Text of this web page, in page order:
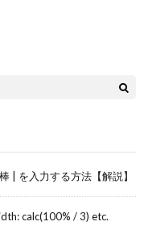
| を入力する方法【解説】
calc(100% / 3) etc.